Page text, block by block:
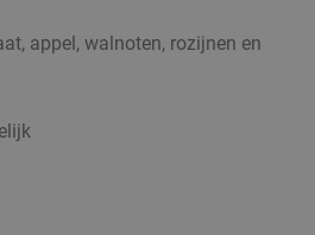
appel, walnoten, rozijnen en